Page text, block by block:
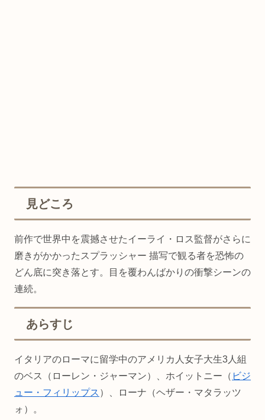
見どころ
前作で世界中を震撼させたイーライ・ロス監督がさらに
磨きがかかったスプラッシャー 描写で観る者を恐怖の
どん底に突き落とす。目を覆わんばかりの衝撃シーンの
連続。
あらすじ
イタリアのローマに留学中のアメリカ人女子大生3人組
のベス（ローレン・ジャーマン）、ホイットニー（ ビジ
ュー・フィリップス ）、ローナ（ヘザー・マタラッツ
ォ）。